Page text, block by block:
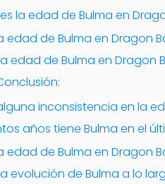
la edad de Bulma en
edad de Bulma en Dragon
edad de Bulma en Dragon
inconsistencia en la
años tiene Bulma en el
edad de Bulma en Dragon
evolución de Bulma a lo